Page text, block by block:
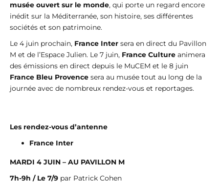
musée ouvert sur le monde, qui porte un regard encore
inédit sur la Méditerranée, son histoire, ses différentes
sociétés et son patrimoine.
Le 4 juin prochain, France Inter sera en direct du Pavillon
M et de l’Espace Julien. Le 7 juin, France Culture animera
des émissions en direct depuis le MuCEM et le 8 juin
France Bleu Provence sera au musée tout au long de la
journée avec de nombreux rendez-vous et reportages.
Les rendez-vous d’antenne
France Inter
MARDI 4 JUIN – AU PAVILLON M
7h-9h / Le 7/9 par Patrick Cohen